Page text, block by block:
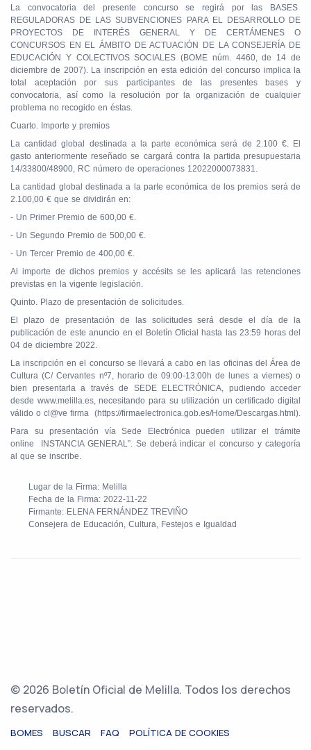
La convocatoria del presente concurso se regirá por las BASES
REGULADORAS DE LAS SUBVENCIONES PARA EL DESARROLLO DE
PROYECTOS DE INTERÉS GENERAL Y DE CERTÁMENES O
CONCURSOS EN EL ÁMBITO DE ACTUACIÓN DE LA CONSEJERÍA DE
EDUCACIÓN Y COLECTIVOS SOCIALES (BOME núm. 4460, de 14 de
diciembre de 2007). La inscripción en esta edición del concurso implica la
total aceptación por sus participantes de las presentes bases y
convocatoria, así como la resolución por la organización de cualquier
problema no recogido en éstas.
Cuarto. Importe y premios
La cantidad global destinada a la parte económica será de 2.100 €. El
gasto anteriormente reseñado se cargará contra la partida presupuestaria
14/33800/48900, RC número de operaciones 12022000073831.
La cantidad global destinada a la parte económica de los premios será de
2.100,00 € que se dividirán en:
- Un Primer Premio de 600,00 €.
- Un Segundo Premio de 500,00 €.
- Un Tercer Premio de 400,00 €.
Al importe de dichos premios y accésits se les aplicará las retenciones
previstas en la vigente legislación.
Quinto. Plazo de presentación de solicitudes.
El plazo de presentación de las solicitudes será desde el día de la
publicación de este anuncio en el Boletín Oficial hasta las 23:59 horas del
04 de diciembre 2022.
La inscripción en el concurso se llevará a cabo en las oficinas del Área de
Cultura (C/ Cervantes nº7, horario de 09:00-13:00h de lunes a viernes) o
bien presentarla a través de SEDE ELECTRÓNICA, pudiendo acceder
desde www.melilla.es, necesitando para su utilización un certificado digital
válido o cl@ve firma (https://firmaelectronica.gob.es/Home/Descargas.html).
Para su presentación vía Sede Electrónica pueden utilizar el trámite
online INSTANCIA GENERAL”. Se deberá indicar el concurso y categoría
al que se inscribe.
Lugar de la Firma: Melilla
Fecha de la Firma: 2022-11-22
Firmante: ELENA FERNÁNDEZ TREVIÑO
Consejera de Educación, Cultura, Festejos e Igualdad
© 2026 Boletín Oficial de Melilla. Todos los derechos
reservados.
BOMES BUSCAR FAQ POLÍTICA DE COOKIES